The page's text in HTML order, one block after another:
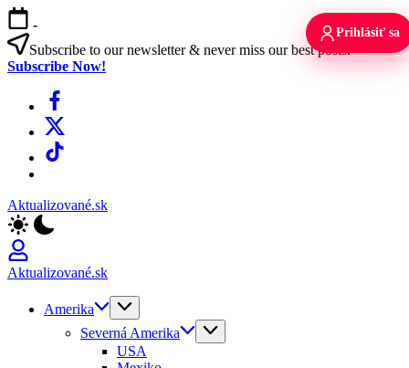
Skip
to
content
-
Subscribe to our newsletter & never miss our best posts.
Subscribe Now!
Facebook
X
TikTok
Aktualizované.sk
Aktualizované.sk
Amerika
Severná Amerika
USA
Prihlásiť sa